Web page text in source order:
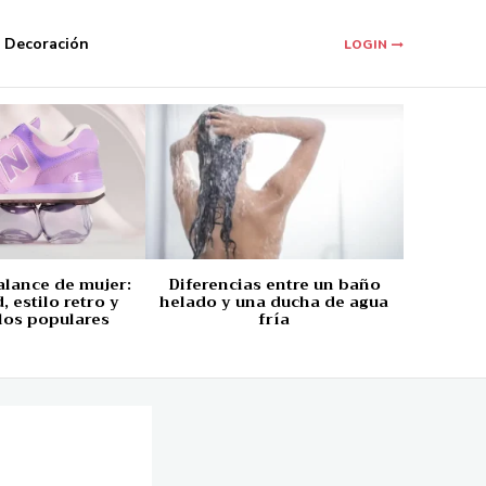
Decoración LOGIN
de mujer:
estilo retro y
populares
Diferencias entre un baño
helado y una ducha de agua
fría